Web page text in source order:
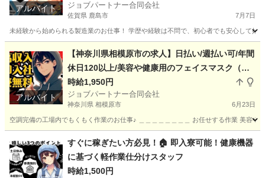
アルバイト ジョブパートナー合同会社
佐賀県 鹿島市 7月7日
未経験から始められる製造業のお仕事！ 学歴や経験は不問で、初心者でも安心して
工場 時給
アルバイト
【神奈川県相模原市の求人】日払い/週払い可/年間
休日120以上/美容や健康用のフェイスマスク（シ
ートマスク）の製造スタッフ
時給1,950円
ジョブパートナー合同会社
神奈川県 相模原市 6月23日
空調完備の工場内でもくもく作業のお仕事♪ ＿＿＿＿＿＿＿＿ お任せする作業 美容
相模原市 工場 スタッフ
すぐに稼ぎたい方必見！🏠 即入寮可能！健康機器
に基づく軽作業仕分けスタッフ
時給1,500円